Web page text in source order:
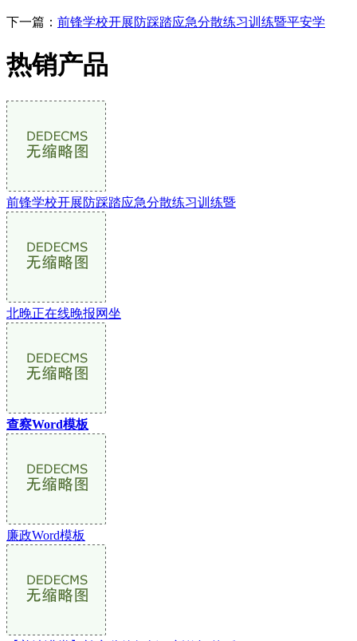
下一篇： 前锋学校开展防踩踏应急分散练习训练暨平安学
热销产品
前锋学校开展防踩踏应急分散练习训练暨
北晚正在线晚报网坐
查察Word模板
廉政Word模板